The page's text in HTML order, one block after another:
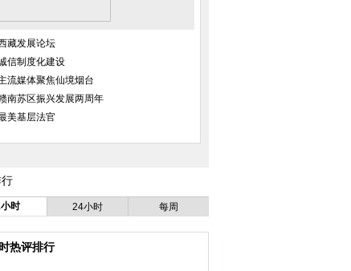
藏发展论坛
信制度化建设
流媒体聚焦仙境烟台
南苏区振兴发展两周年
美基层法官
时 24小时 每周
热评排行